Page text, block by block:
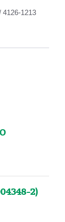
4126-1213
2)